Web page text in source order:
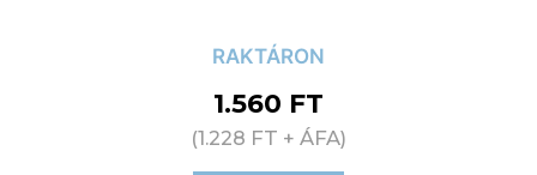
RAKTÁRON
1.560 FT
(1.228 FT + ÁFA)